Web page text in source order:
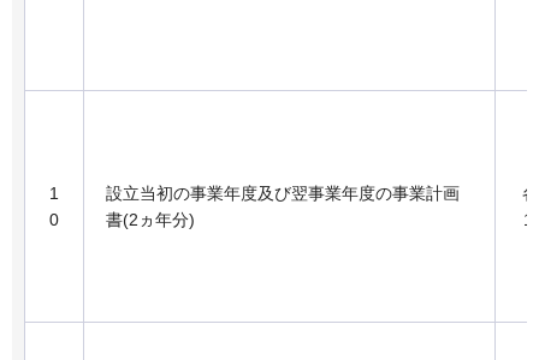
1
0
設立当初の事業年度及び翌事業年度の事業計画
書(2ヵ年分)
各
1